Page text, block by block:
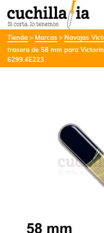
Tienda Marcas Navajas
trasera de 58 mm para
6299.4E223